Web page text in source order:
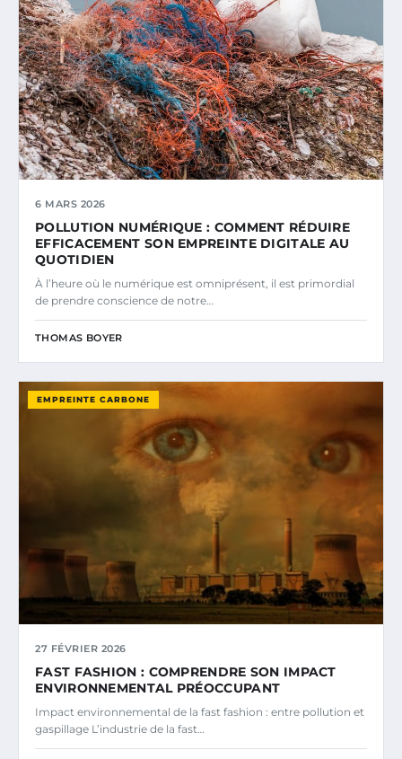
6 MARS 2026
POLLUTION NUMÉRIQUE : COMMENT RÉDUIRE
EFFICACEMENT SON EMPREINTE DIGITALE AU
QUOTIDIEN
À l’heure où le numérique est omniprésent, il est primordial
de prendre conscience de notre…
THOMAS BOYER
EMPREINTE CARBONE
27 FÉVRIER 2026
FAST FASHION : COMPRENDRE SON IMPACT
ENVIRONNEMENTAL PRÉOCCUPANT
Impact environnemental de la fast fashion : entre pollution et
gaspillage L’industrie de la fast…